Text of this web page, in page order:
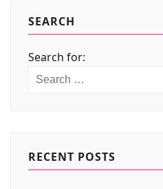
SEARCH
Search for:
RECENT POSTS